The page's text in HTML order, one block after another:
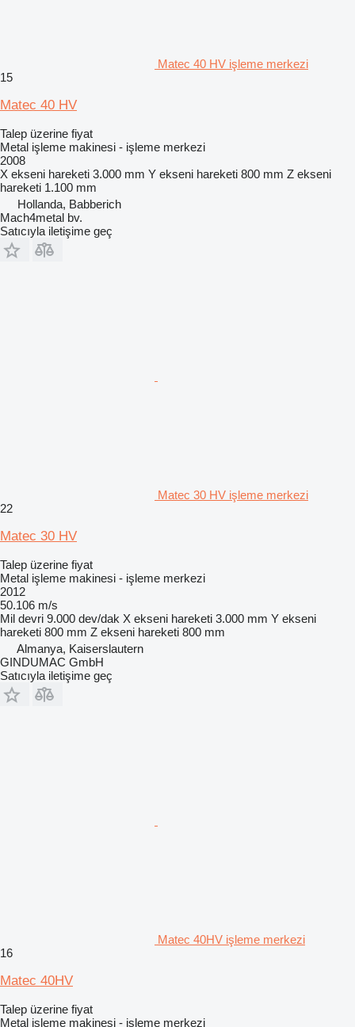
Matec 40 HV işleme merkezi
15
Matec 40 HV
Talep üzerine fiyat
Metal işleme makinesi - işleme merkezi
2008
X ekseni hareketi 3.000 mm Y ekseni hareketi 800 mm Z ekseni
hareketi 1.100 mm
Hollanda, Babberich
Mach4metal bv.
Satıcıyla iletişime geç
Matec 30 HV işleme merkezi
22
Matec 30 HV
Talep üzerine fiyat
Metal işleme makinesi - işleme merkezi
2012
50.106 m/s
Mil devri 9.000 dev/dak X ekseni hareketi 3.000 mm Y ekseni
hareketi 800 mm Z ekseni hareketi 800 mm
Almanya, Kaiserslautern
GINDUMAC GmbH
Satıcıyla iletişime geç
Matec 40HV işleme merkezi
16
Matec 40HV
Talep üzerine fiyat
Metal işleme makinesi - işleme merkezi